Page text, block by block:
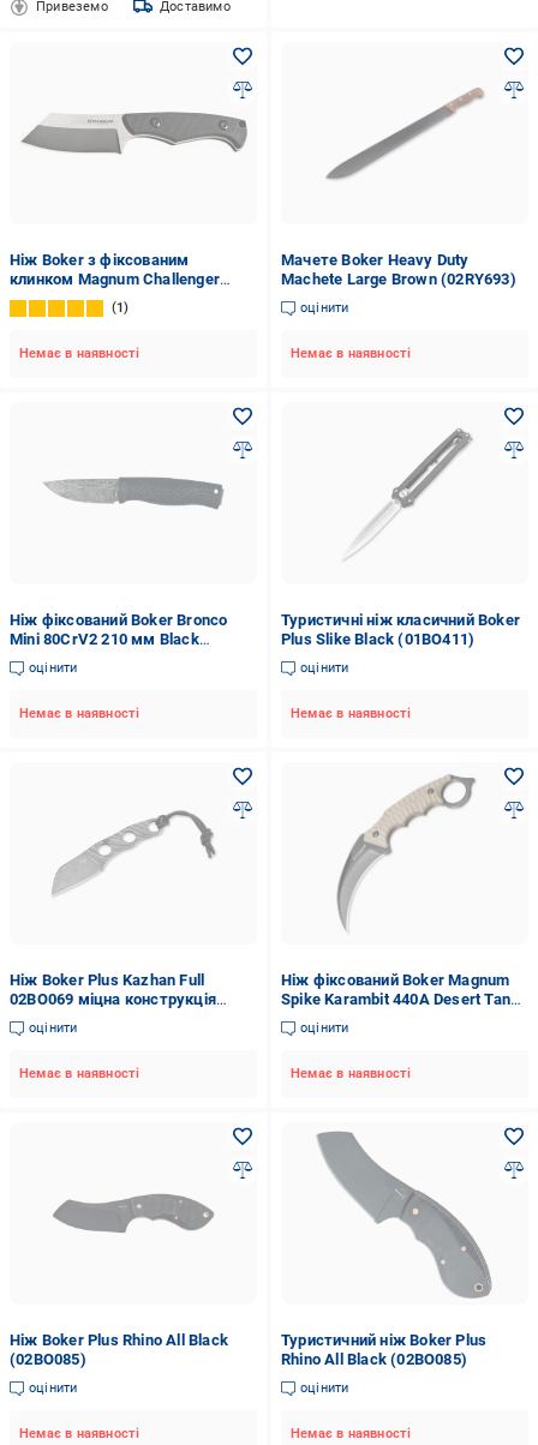
Привеземо Доставимо
Ніж Boker з фіксованим
клинком Magnum Challenger
2373.09.91
1
Немає в наявності
Мачете Boker Heavy Duty
Machete Large Brown (02RY693)
оцінити
Немає в наявності
Ніж фіксований Boker Bronco
Mini 80CrV2 210 мм Black
(121505)
оцінити
Немає в наявності
Туристичні ніж класичний Boker
Plus Slike Black (01BO411)
оцінити
Немає в наявності
Ніж Boker Plus Kazhan Full
02BO069 міцна конструкція
ергономіка Metal (584286)
оцінити
Немає в наявності
Ніж фіксований Boker Magnum
Spike Karambit 440A Desert Tan
(02SC028)
оцінити
Немає в наявності
Ніж Boker Plus Rhino All Black
(02BO085)
оцінити
Немає в наявності
Туристичний ніж Boker Plus
Rhino All Black (02BO085)
оцінити
Немає в наявності